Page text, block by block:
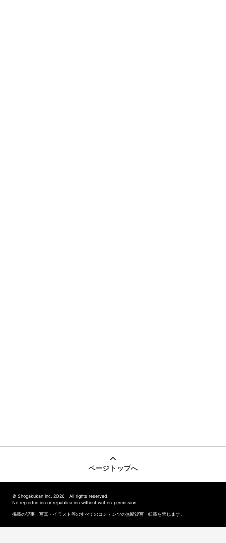
ページトップへ
© Shogakukan Inc. 2026 All rights reserved.
No reproduction or republication without written permission.
掲載の記事・写真・イラスト等のすべてのコンテンツの無断複写・転載を禁じます。